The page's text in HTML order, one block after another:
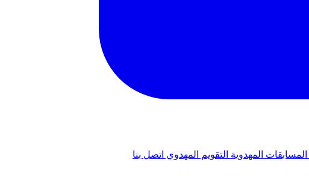
المسابقات المهدوية التقويم المهدوي اتصل بنا